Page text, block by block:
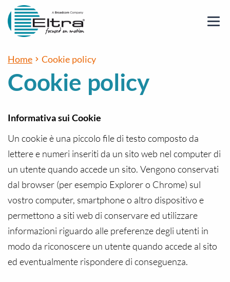
Home Cookie policy
Cookie policy
Informativa sui Cookie
Un cookie è una piccolo file di testo composto da
lettere e numeri inseriti da un sito web nel computer di
un utente quando accede un sito. Vengono conservati
dal browser (per esempio Explorer o Chrome) sul
vostro computer, smartphone o altro dispositivo e
permettono a siti web di conservare ed utilizzare
informazioni riguardo alle preferenze degli utenti in
modo da riconoscere un utente quando accede al sito
ed eventualmente rispondere di conseguenza.